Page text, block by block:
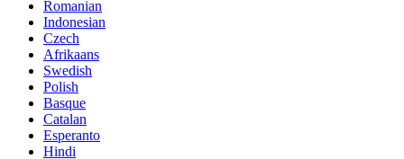
Romanian
Indonesian
Czech
Afrikaans
Swedish
Polish
Basque
Catalan
Esperanto
Hindi